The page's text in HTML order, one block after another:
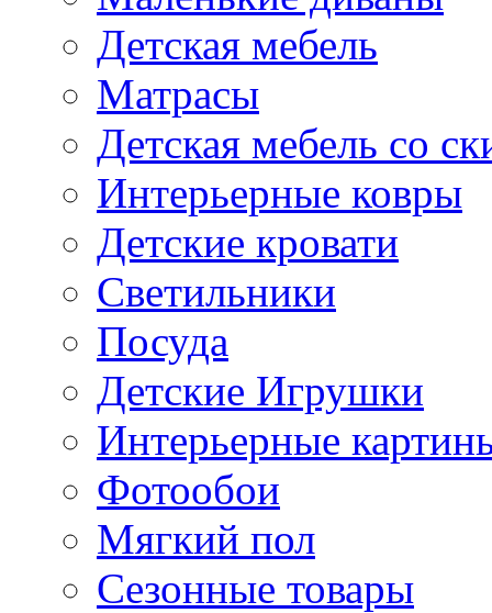
Детская мебель
Матрасы
Детская мебель со
Интерьерные ковры
Детские кровати
Светильники
Посуда
Детские Игрушки
Интерьерные
Фотообои
Мягкий пол
Сезонные товары